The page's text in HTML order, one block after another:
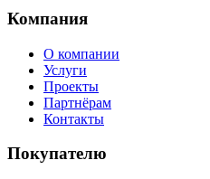
Компания
О компании
Услуги
Проекты
Партнёрам
Контакты
Покупателю